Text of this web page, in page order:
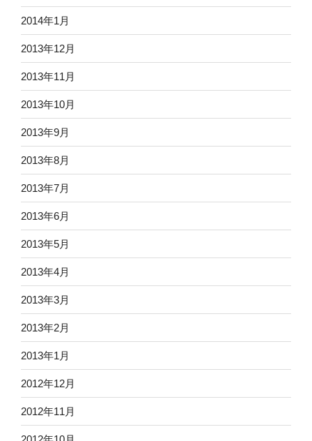
2014年1月
2013年12月
2013年11月
2013年10月
2013年9月
2013年8月
2013年7月
2013年6月
2013年5月
2013年4月
2013年3月
2013年2月
2013年1月
2012年12月
2012年11月